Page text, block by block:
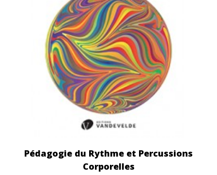
Pédagogie du Rythme et Percussions
Corporelles